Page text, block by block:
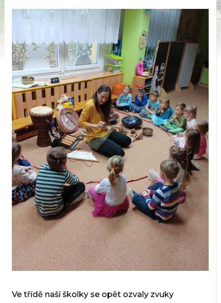
Ve třídě naší školky se opět ozvaly zvuky